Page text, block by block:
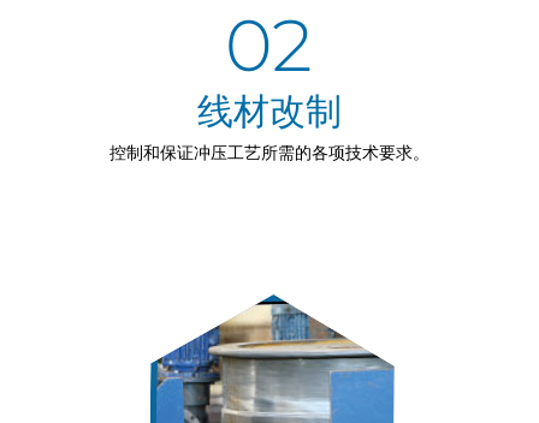
02
‌线材改制
控制和保证冲压工艺所需的各项技术要求。